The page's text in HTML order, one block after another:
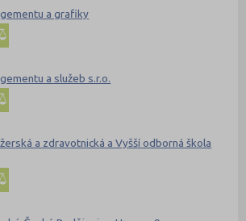
a grafiky
a služeb s.r.o.
a zdravotnická a Vyšší odborná škola